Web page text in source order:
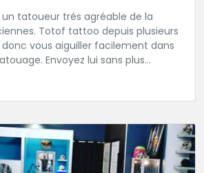
tatoueur trés agréable de la
Totof tattoo depuis plusieurs
vous aiguiller facilement dans
Envoyez lui sans plus